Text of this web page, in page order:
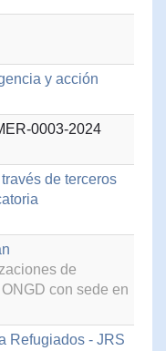
y acción
0003-2024
de terceros
de
con sede en
Refugiados - JRS